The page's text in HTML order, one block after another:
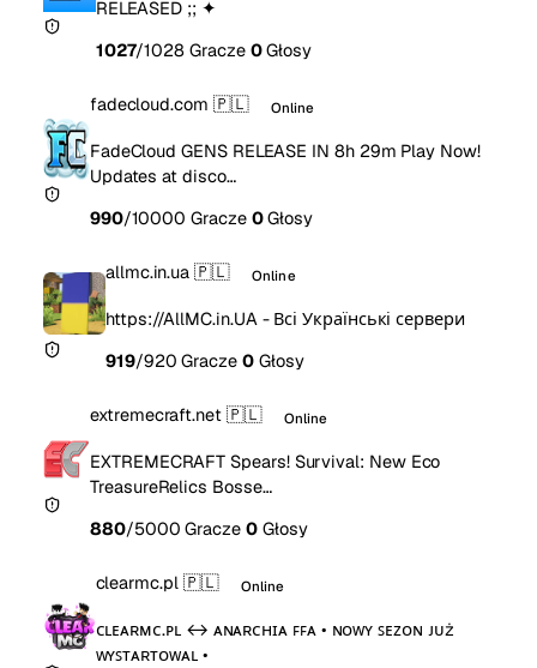
RELEASED ;; ✦
1027/1028 Gracze 0Głosy
fadecloud.com 🇵🇱 Online
FadeCloud GENS RELEASE IN 8h 29m Play Now!
Updates at disco…
990/10000 Gracze 0Głosy
allmc.in.ua 🇵🇱 Online
https://AllMC.in.UA - Всі Українські сервери
919/920 Gracze 0Głosy
extremecraft.net 🇵🇱 Online
EXTREMECRAFT Spears! Survival: New Eco
TreasureRelics Bosse…
880/5000 Gracze 0Głosy
clearmc.pl 🇵🇱 Online
ᴄʟᴇᴀʀᴍᴄ.ᴘʟ ↔ ᴀɴᴀʀᴄʜɪᴀ ꜰꜰᴀ • ɴᴏᴡʏ ꜱᴇᴢᴏɴ ᴊᴜż
ᴡʏꜱᴛᴀʀᴛᴏᴡᴀʟ •